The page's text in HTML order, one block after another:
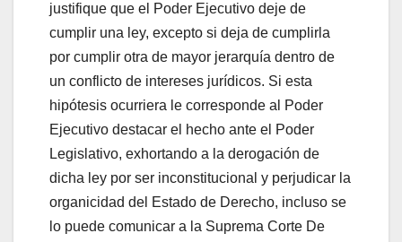
justifique que el Poder Ejecutivo deje de
cumplir una ley, excepto si deja de cumplirla
por cumplir otra de mayor jerarquía dentro de
un conflicto de intereses jurídicos. Si esta
hipótesis ocurriera le corresponde al Poder
Ejecutivo destacar el hecho ante el Poder
Legislativo, exhortando a la derogación de
dicha ley por ser inconstitucional y perjudicar la
organicidad del Estado de Derecho, incluso se
lo puede comunicar a la Suprema Corte De